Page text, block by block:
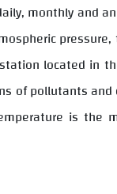
monthly and
located in
of pollutants
is the